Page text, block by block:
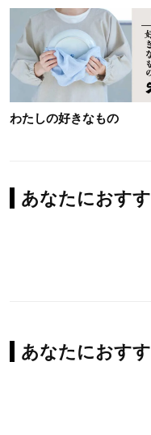
わたしの好きなもの
あなたにおす
あなたにおす